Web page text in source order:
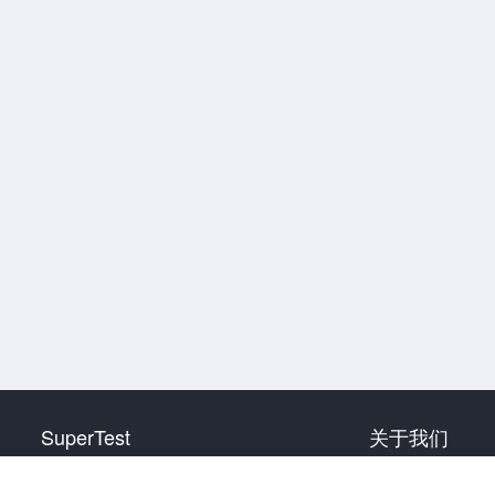
SuperTest 关于我们